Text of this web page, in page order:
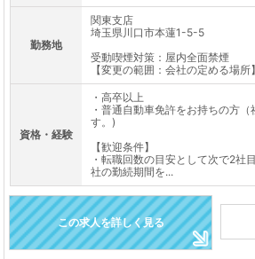
勤務地
関東支店
埼玉県川口市本蓮1-5-5
受動喫煙対策：屋内全面禁煙
【変更の範囲：会社の定める場所】
資格・経験
・高卒以上
・普通自動車免許をお持ちの方
す。)
【歓迎条件】
・転職回数の目安として次で2社
社の勤続期間を...
この求人を詳しく見る